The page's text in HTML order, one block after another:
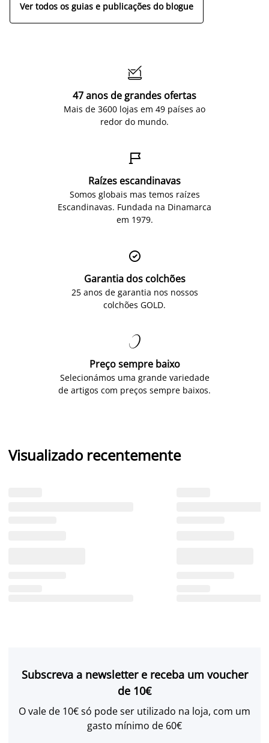
Ver todos os guias e publicações do blogue

47 anos de grandes ofertas
Mais de 3600 lojas em 49 países ao
redor do mundo.

Raízes escandinavas
Somos globais mas temos raízes
Escandinavas. Fundada na Dinamarca
em 1979.

Garantia dos colchões
25 anos de garantia nos nossos
colchões GOLD.

Preço sempre baixo
Selecionámos uma grande variedade
de artigos com preços sempre baixos.
Visualizado recentemente
Subscreva a newsletter e receba um voucher
de 10€
O vale de 10€ só pode ser utilizado na loja, com um
gasto mínimo de 60€